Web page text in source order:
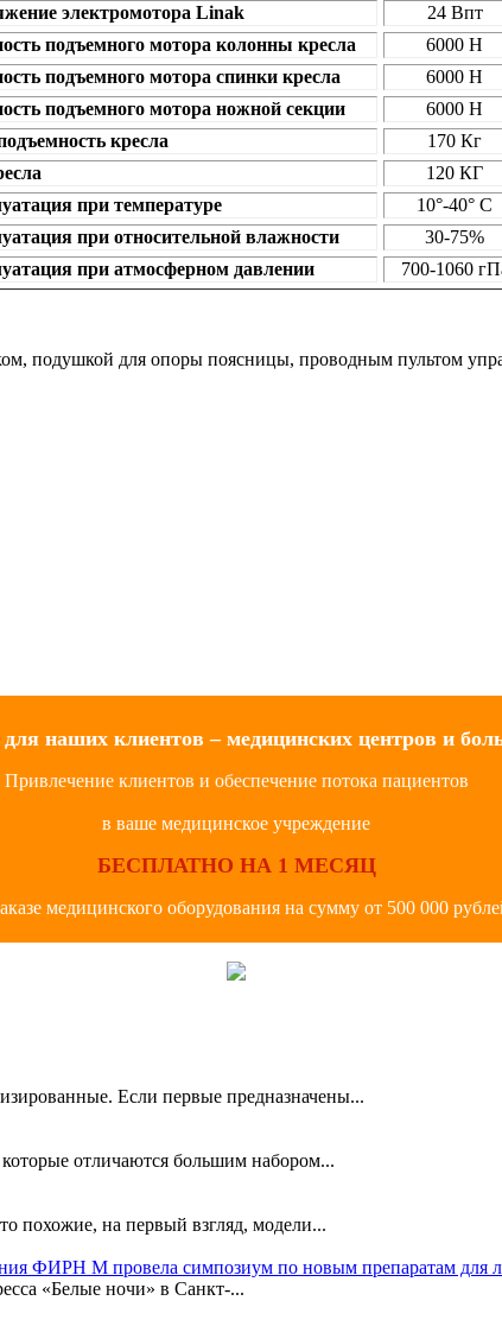
электромотора Linak
24 Впт
подъемного мотора колонны кресла
6000 Н
подъемного мотора спинки кресла
6000 Н
подъемного мотора ножной секции
6000 Н
кресла
170 Кг
120 КГ
при температуре
10°-40° С
при относительной влажности
30-75%
при атмосферном давлении
700-1060
подушкой для опоры поясницы, проводным пультом
для наших клиентов – медицинских центров и
Привлечение клиентов и обеспечение потока пациентов
в ваше медицинское учреждение
БЕСПЛАТНО НА 1 МЕСЯЦ
медицинского оборудования на сумму от 500 000
Если первые предназначены...
отличаются большим набором...
похожие, на первый взгляд, модели...
ФИРН М провела симпозиум по новым препаратам для
«Белые ночи» в Санкт-...